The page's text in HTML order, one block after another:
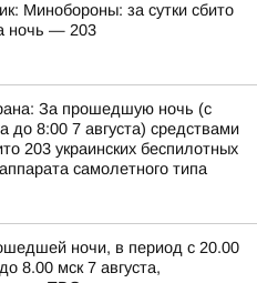
Минобороны: за сутки сбито
ночь — 203
За прошедшую ночь (с
до 8:00 7 августа) средствами
203 украинских беспилотных
самолетного типа
ночи, в период с 20.00
8.00 мск 7 августа,